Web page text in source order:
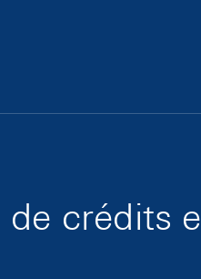
crédits